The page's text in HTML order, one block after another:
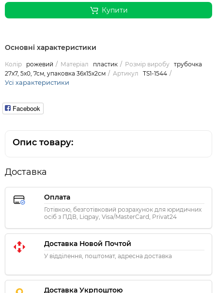
Купити
Основні характеристики
Колір рожевий Матеріал пластик Розмір виробу трубочка
27х7, 5х0, 7см, упаковка 36х15х2см
Артикул TS1-1544
Усі характеристики
Facebook
Опис товару:
Доставка
Оплата
Готівкою, безготівковий розрахунок для юридичних
осіб з ПДВ, Liqpay, Visa/MasterCard, Privat24
Доставка Новой Почтой
У відділення, поштомат, адресна доставка
Доставка Укрпоштою